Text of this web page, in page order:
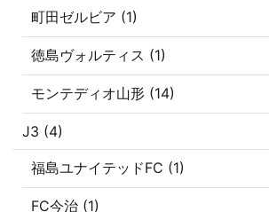
町田ゼルビア (1)
徳島ヴォルティス (1)
モンテディオ山形 (14)
J3 (4)
福島ユナイテッドFC (1)
FC今治 (1)